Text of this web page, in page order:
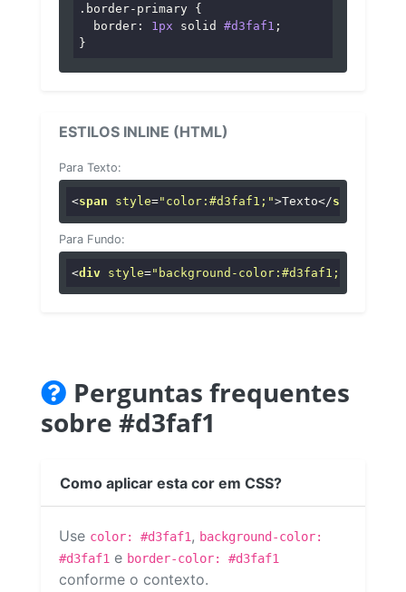
.border-primary {
border : 1px solid #d3faf1 ;
}
ESTILOS INLINE (HTML)
Para Texto:
<span style="color:#d3faf1;">Texto</span
Para Fundo:
<div style="background-color:#d3faf1;"
Perguntas frequentes
sobre #d3faf1
Como aplicar esta cor em CSS?
Use color: #d3faf1, background-color:
#d3faf1 e border-color: #d3faf1
conforme o contexto.